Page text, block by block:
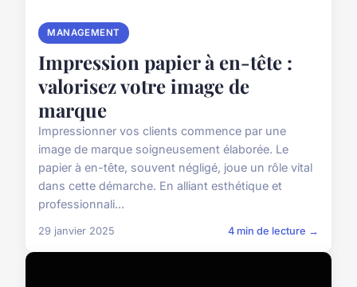
MANAGEMENT
Impression papier à en-tête :
valorisez votre image de
marque
Impressionner vos clients commence par une
image de marque soigneusement élaborée. Le
papier à en-tête, souvent négligé, joue un rôle vital
dans cette démarche. En alliant esthétique et
professionnali...
29 janvier 2025 4 min de lecture →